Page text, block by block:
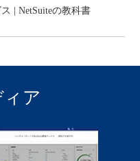
| NetSuiteの教科書
ア